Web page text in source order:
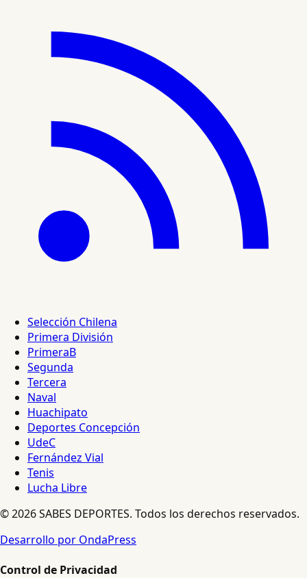
Selección Chilena
Primera División
PrimeraB
Segunda
Tercera
Naval
Huachipato
Deportes Concepción
UdeC
Fernández Vial
Tenis
Lucha Libre
© 2026 SABES DEPORTES. Todos los derechos reservados.
Desarrollo por OndaPress
Control de Privacidad